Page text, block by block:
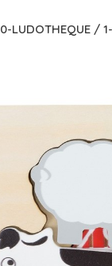
0-LUDOTHEQUE /